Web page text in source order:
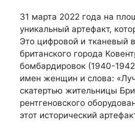
31 марта 2022 года на
уникальный артефакт,
Это цифровой и тканевый
британского города
бомбардировок (1940-
имен женщин и слова:
скатертью жительницы
рентгеновского
этот исторический